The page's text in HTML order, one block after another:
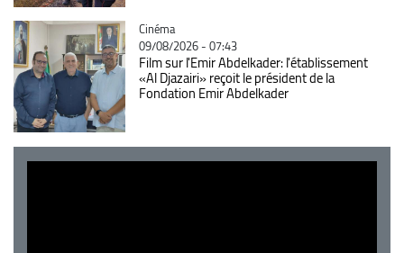
Catégorie
Cinéma
09/08/2026 - 07:43
Film sur l'Emir Abdelkader: l'établissement
«Al Djazairi» reçoit le président de la
Fondation Emir Abdelkader